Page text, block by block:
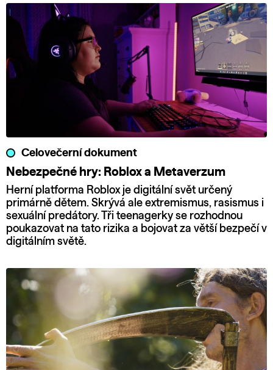
Celovečerní dokument
Nebezpečné hry: Roblox a Metaverzum
Herní platforma Roblox je digitální svět určený
primárně dětem. Skrývá ale extremismus, rasismus i
sexuální predátory. Tři teenagerky se rozhodnou
poukazovat na tato rizika a bojovat za větší bezpečí v
digitálním světě.